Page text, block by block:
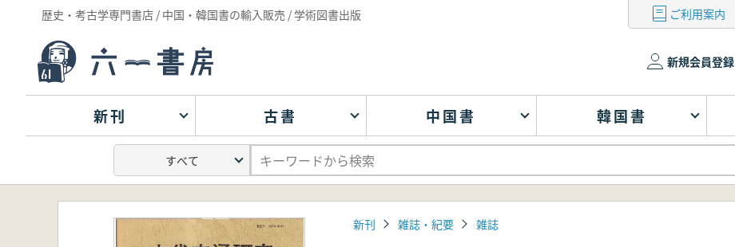
歴史・考古学専門書店 / 中国・韓国書の輸入販売 / 学術図書出版 ご利用案内
新規会員登録
新刊 古書 中国書 韓国書
新刊 雑誌・紀要 雑誌